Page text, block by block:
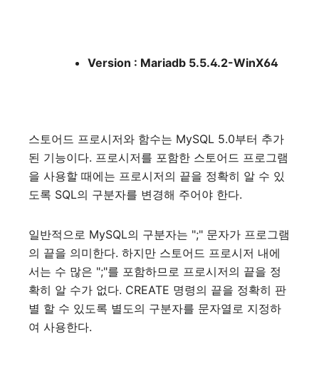
Version : Mariadb 5.5.4.2-WinX64
스토어드 프로시저와 함수는 MySQL 5.0부터 추가
된 기능이다. 프로시저를 포함한 스토어드 프로그램
을 사용할 때에는 프로시저의 끝을 정확히 알 수 있
도록 SQL의 구분자를 변경해 주어야 한다.
일반적으로 MySQL의 구분자는 ";" 문자가 프로그램
의 끝을 의미한다. 하지만 스토어드 프로시저 내에
서는 수 많은 ";"를 포함하므로 프로시저의 끝을 정
확히 알 수가 없다. CREATE 명령의 끝을 정확히 판
별 할 수 있도록 별도의 구분자를 문자열로 지정하
여 사용한다.